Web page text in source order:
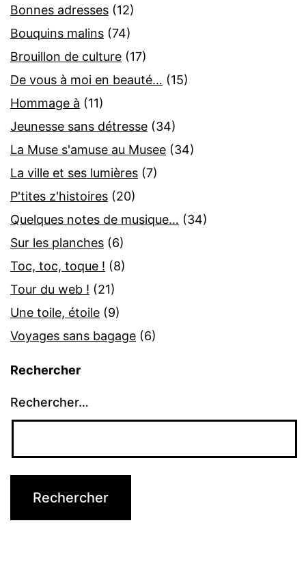
Bonnes adresses (12)
Bouquins malins (74)
Brouillon de culture (17)
De vous à moi en beauté… (15)
Hommage à (11)
Jeunesse sans détresse (34)
La Muse s'amuse au Musee (34)
La ville et ses lumières (7)
P'tites z'histoires (20)
Quelques notes de musique… (34)
Sur les planches (6)
Toc, toc, toque ! (8)
Tour du web ! (21)
Une toile, étoile (9)
Voyages sans bagage (6)
Rechercher
Rechercher…